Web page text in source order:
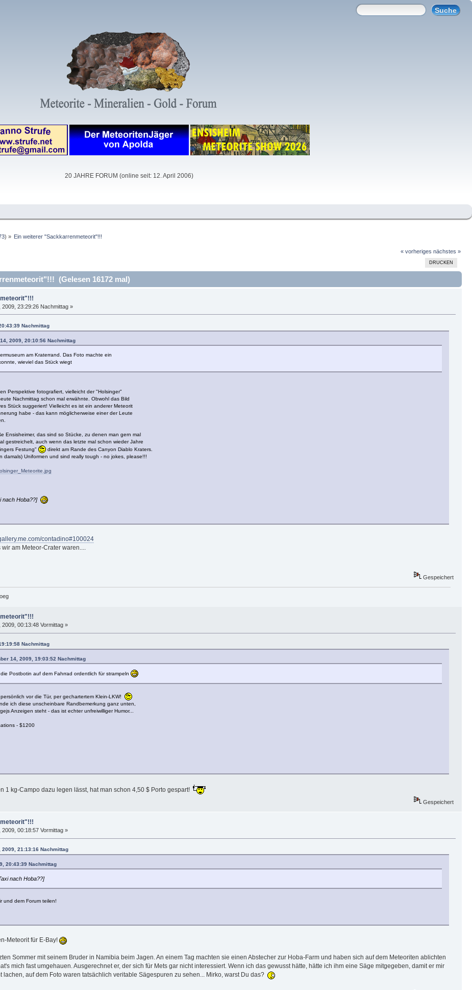
20 JAHRE FORUM (online seit: 12. April 2006)
) » Ein weiterer "Sackkarrenmeteorit"!!!
« vorheriges nächstes »
DRUCKEN
(Gelesen 16172 mal)
2009, 23:29:26 Nachmittag »
Nachmittag
2009, 20:10:56 Nachmittag
am Kraterrand. Das Foto machte ein
wieviel das Stück wiegt
Perspektive fotografiert, vielleicht der "Holsinger"
Nachmittag schon mal erwähnte. Obwohl das Bild
Stück suggeriert! Vielleicht es ist ein anderer Meteorit
habe - das kann möglicherweise einer der Leute
Ensisheimer, das sind so Stücke, zu denen man gern mal
gestreichelt, auch wenn das letzte mal schon wieder Jahre
Festung"
direkt am Rande des Canyon Diablo Kraters.
damals) Uniformen und sind really tough - no jokes, please!!!
nach Hoba??]
contadino#100024
am Meteor-Crater waren....
Gespeichert
2009, 00:13:48 Vormittag »
Nachmittag
14, 2009, 19:03:52 Nachmittag
Postbotin auf dem Fahrrad ordentlich für strampeln
vor die Tür, per gechartertem Klein-LKW!
ich diese unscheinbare Randbemerkung ganz unten,
Anzeigen steht - das ist echter unfreiwilliger Humor...
- $1200
1 kg-Campo dazu legen lässt, hat man schon 4,50 $ Porto gespart!
Gespeichert
2009, 00:18:57 Vormittag »
21:13:16 Nachmittag
20:43:39 Nachmittag
nach Hoba??]
und dem Forum teilen!
Meteorit für E-Bay!
Sommer mit seinem Bruder in Namibia beim Jagen. An einem Tag machten sie einen Abstecher zur Hoba-Farm und haben sich auf dem Meteoriten ablichten
mich fast umgehauen. Ausgerechnet er, der sich für Mets gar nicht interessiert. Wenn ich das gewusst hätte, hätte ich ihm eine Säge mitgegeben, damit er mir
auf dem Foto waren tatsächlich veritable Sägespuren zu sehen... Mirko, warst Du das?